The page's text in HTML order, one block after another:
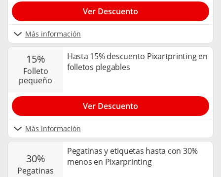
Más información
Ver Descuento
15%
folleto
pequeño
Hasta 15% descuento Pixartprinting en
folletos plegables
Más información
Ver Descuento
30%
pegatinas
Pegatinas y etiquetas hasta con 30%
menos en Pixarprinting